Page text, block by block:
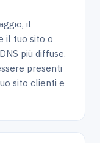
il
il tuo sito o
più diffuse.
presenti
sito clienti e